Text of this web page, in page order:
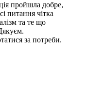
пройшла добре,
питання чітка
та те що
за потреби.